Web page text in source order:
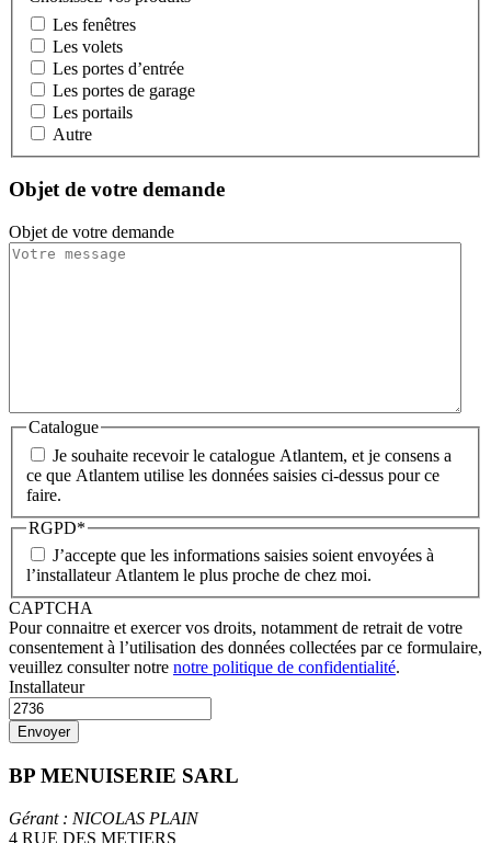
Les fenêtres
Les volets
Les portes d’entrée
Les portes de garage
Les portails
Autre
Objet de votre demande
Objet de votre demande
Catalogue
Je souhaite recevoir le catalogue Atlantem, et je consens a
ce que Atlantem utilise les données saisies ci-dessus pour ce
faire.
RGPD*
J’accepte que les informations saisies soient envoyées à
l’installateur Atlantem le plus proche de chez moi.
CAPTCHA
Pour connaitre et exercer vos droits, notamment de retrait de votre
consentement à l’utilisation des données collectées par ce formulaire,
veuillez consulter notre notre politique de confidentialité.
Installateur
BP MENUISERIE SARL
Gérant : NICOLAS PLAIN
4 RUE DES METIERS